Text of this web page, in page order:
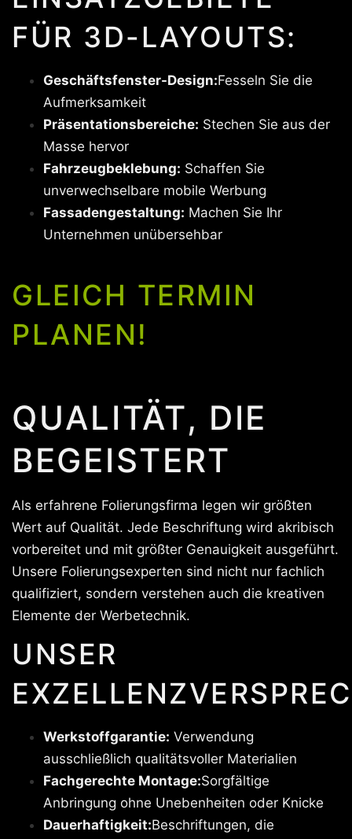
FÜR 3D-LAYOUTS:
Geschäftsfenster-Design:Fesseln Sie die
Aufmerksamkeit
Präsentationsbereiche: Stechen Sie aus der
Masse hervor
Fahrzeugbeklebung: Schaffen Sie
unverwechselbare mobile Werbung
Fassadengestaltung: Machen Sie Ihr
Unternehmen unübersehbar
GLEICH TERMIN
PLANEN!
QUALITÄT, DIE
BEGEISTERT
Als erfahrene Folierungsfirma legen wir größten
Wert auf Qualität. Jede Beschriftung wird akribisch
vorbereitet und mit größter Genauigkeit ausgeführt.
Unsere Folierungsexperten sind nicht nur fachlich
qualifiziert, sondern verstehen auch die kreativen
Elemente der Werbetechnik.
UNSER
Werkstoffgarantie: Verwendung
ausschließlich qualitätsvoller Materialien
Fachgerechte Montage:Sorgfältige
Anbringung ohne Unebenheiten oder Knicke
Dauerhaftigkeit:Beschriftungen, die